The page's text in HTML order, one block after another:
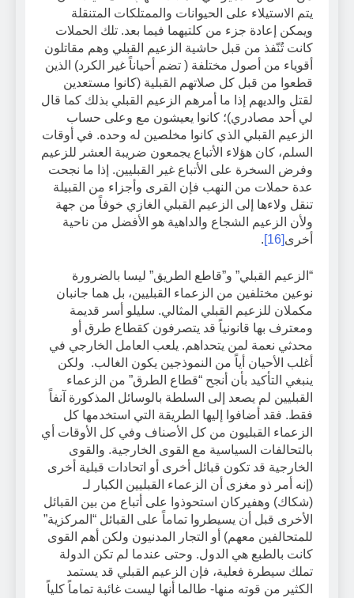
يتم الاستيلاء على الحيوانات والممتلكات المتنقلة
ويمكن إعادة جزء من كلتيهما فيما بعد. تلك الحملات
كانت تُنّفذ من قبل حاشية الزعيم القبلي وهم مقاتلون
أقوياء من أصول مختلفة ( تضم أحياناً غير الكرد) الذين
قطعوا من قبل كل صلاتهم القبلية (كانوا مستعدين
لقتل والديهم إذا ما أمرهم الزعيم القبلي بذلك كما قال
لي أحد مصادري)؛ كانوا يعيشون مع وعلى حساب
الزعيم القبلي الذي كانوا مخلصين له وحده. في أوقات
السلم، كان هؤلاء الأتباع يجمعون ضريبة العشر للزعيم
وفرض السخرة على الأتباع غير القبليين. إذا ما نجحت
عدة حملات من النهب فإن القرى وأجزاء من القبيلة
تنقل ولاءها إلى الزعيم القبلي الغازي خوفاً من جهة
ولأن الزعيم الشجاع والداهية هو الأفضل من ناحية
أخرى[16]
.
“الزعيم القبلي” و”قاطع الطريق” ليسا بالضرورة
نوعين مختلفين من الزعماء القبليين، بل هما جانبان
مكملان للزعيم القبلي المثالي. سليلو أسر قديمة
ومعترف بها قانونياً قد يتصرفون كقطاع طرق أو
محدثي نعمة لمن يتحداهم. يلعب العامل الخارجي في
أغلب الأحيان أياً من النموذجين يكون الغالب. ولكن
ينبغي التأكيد بأن أنجح “قطاع الطرق” من الزعماء
القبليين لم يصعد إلى السلطة بالوسائل المذكورة آنفاً
فقط. فقد أضافوا إليها الطريقة التي استخدمها كل
الزعماء القبليون من كل الأصناف وفي كل الأوقات أي
بالتحالفات السياسية مع القوى الخارجية. والقوى
الخارجية قد تكون قبائل أخرى أو اتحادات قبلية أخرى
(إنه أمر ذو مغزى أن الزعماء القبليين الكبار لـ
(شكاك) وهفيركان استحوذوا على أتباع من بين القبائل
الأخرى قبل أن يسيطروا تماماً على القبائل “المركزية”
للمتحالفين معهم) أو التجار المدنيون ولكن أهم القوى
كانت بالطبع هي الدول. وحتى عندما لم تكن الدولة
تملك سيطرة فعلية، فإن الزعيم القبلي قد يستمد
الكثير من قوته منها- طالما أنها ليست غائبة تماماً كلياً